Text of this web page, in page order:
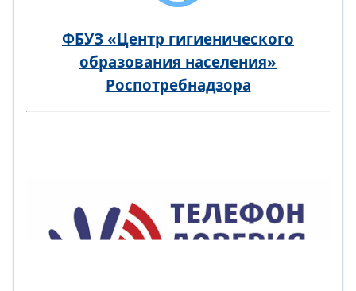
ФБУЗ «Центр гигиенического
образования населения»
Роспотребнадзора